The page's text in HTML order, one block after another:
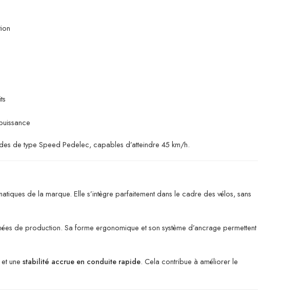
de type Speed Pedelec, capables d’atteindre 45 km/h.
de la marque. Elle s’intègre parfaitement dans le cadre des vélos, sans
de production. Sa forme ergonomique et son système d’ancrage permettent
une stabilité accrue en conduite rapide. Cela contribue à améliorer le